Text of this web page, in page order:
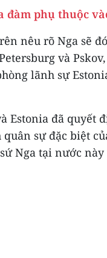
đàm phụ thuộc
nêu rõ Nga sẽ
và
lãnh sự
Estonia đã quyết
quân sự đặc biệt
Nga tại nước